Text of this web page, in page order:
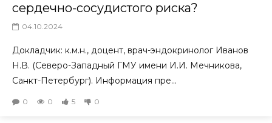
сердечно-сосудистого риска?
04.10.2024
Докладчик: к.м.н., доцент, врач-эндокринолог Иванов
Н.В. (Северо-Западный ГМУ имени И.И. Мечникова,
Санкт-Петербург). Информация пре...
0 0 5 0